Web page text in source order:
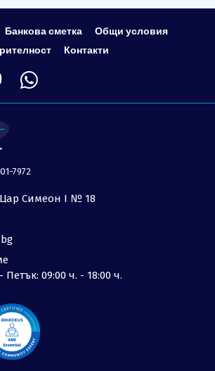
Запитване
Банкова сметка
Общи условия
Контакти
7972
Симеон I № 18
09:00 ч. - 18:00 ч.